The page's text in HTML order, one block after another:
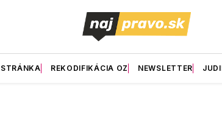
REKODIFIKÁCIA OZ NEWSLETTER